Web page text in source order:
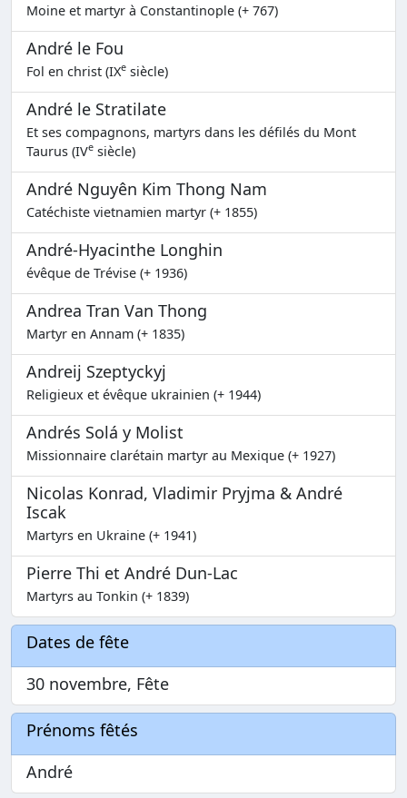
Moine et martyr à Constantinople (+ 767)
André le Fou
Fol en christ (IXe siècle)
André le Stratilate
Et ses compagnons, martyrs dans les défilés du Mont
Taurus (IVe siècle)
André Nguyên Kim Thong Nam
Catéchiste vietnamien martyr (+ 1855)
André-Hyacinthe Longhin
évêque de Trévise (+ 1936)
Andrea Tran Van Thong
Martyr en Annam (+ 1835)
Andreij Szeptyckyj
Religieux et évêque ukrainien (+ 1944)
Andrés Solá y Molist
Missionnaire clarétain martyr au Mexique (+ 1927)
Nicolas Konrad, Vladimir Pryjma & André
Iscak
Martyrs en Ukraine (+ 1941)
Pierre Thi et André Dun-Lac
Martyrs au Tonkin (+ 1839)
Dates de fête
30 novembre, Fête
Prénoms fêtés
André